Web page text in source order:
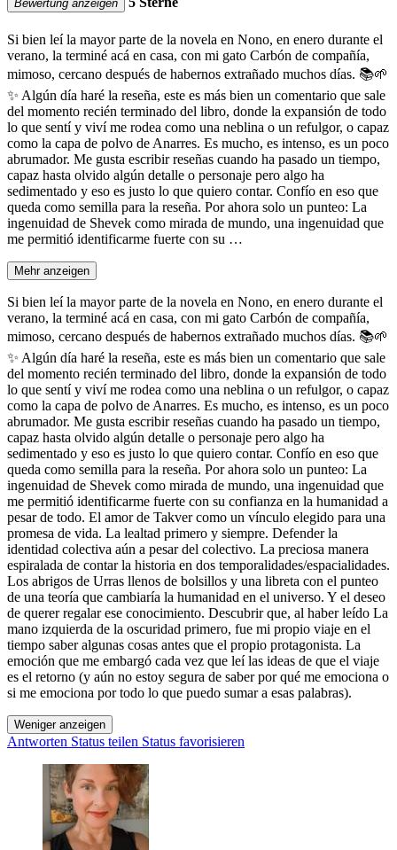
Bewertung anzeigen
Si bien leí la mayor parte de la novela en Nono, en enero durante el
verano, la terminé acá en casa, con mi gato Carbón de compañía,
mimoso, cercano después de habernos extrañado muchos días. 📚🌱
✨ Algún día haré la reseña, este es más bien un comentario que sale
del momento recién terminado del libro, donde la expansión de todo
lo que sentí y viví me rodea como una neblina o un refulgor, o capaz
como la capa de polvo de Anarres. Es mucho, es intenso, es un poco
abrumador. Me gusta escribir reseñas cuando ha pasado un tiempo,
capaz hasta olvido algún detalle o personaje pero algo ha
sedimentado y eso es justo lo que quiero contar. Confío en eso que
queda como semilla para la reseña. Por ahora solo un punteo: La
ingenuidad de Shevek como mirada de mundo, una ingenuidad que
me permitió identificarme fuerte con su …
Mehr anzeigen
Si bien leí la mayor parte de la novela en Nono, en enero durante el
verano, la terminé acá en casa, con mi gato Carbón de compañía,
mimoso, cercano después de habernos extrañado muchos días. 📚🌱
✨ Algún día haré la reseña, este es más bien un comentario que sale
del momento recién terminado del libro, donde la expansión de todo
lo que sentí y viví me rodea como una neblina o un refulgor, o capaz
como la capa de polvo de Anarres. Es mucho, es intenso, es un poco
abrumador. Me gusta escribir reseñas cuando ha pasado un tiempo,
capaz hasta olvido algún detalle o personaje pero algo ha
sedimentado y eso es justo lo que quiero contar. Confío en eso que
queda como semilla para la reseña. Por ahora solo un punteo: La
ingenuidad de Shevek como mirada de mundo, una ingenuidad que
me permitió identificarme fuerte con su confianza en la humanidad a
pesar de todo. El amor de Takver como un vínculo elegido para una
promesa de vida. La lealtad primero y siempre. Defender la
identidad colectiva aún a pesar del colectivo. La preciosa manera
espiralada de contar la historia en dos temporalidades/espacialidades.
Los abrigos de Urras llenos de bolsillos y una libreta con el punteo
de una teoría que cambiaría la humanidad en el universo. Y el deseo
de querer regalar ese conocimiento. Descubrir que, al haber leído La
mano izquierda de la oscuridad primero, fue mi propio viaje en el
tiempo saber algunas cosas antes que el propio protagonista. La
emoción que me embargó cada vez que leí las ideas de que el viaje
es el retorno (y aún no estoy segura de saber por qué me emociona o
si me emociona por todo lo que puedo sumar a esas palabras).
Weniger anzeigen
Antworten Status teilen Status favorisieren